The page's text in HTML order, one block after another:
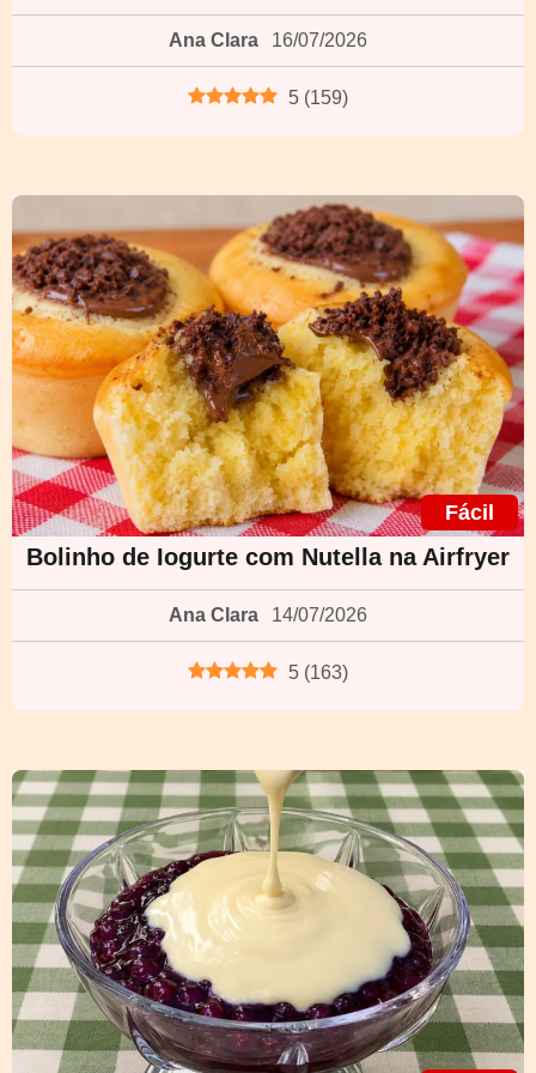
Ana Clara 16/07/2026
5 (159)
Fácil
Bolinho de Iogurte com Nutella na Airfryer
Ana Clara 14/07/2026
5 (163)